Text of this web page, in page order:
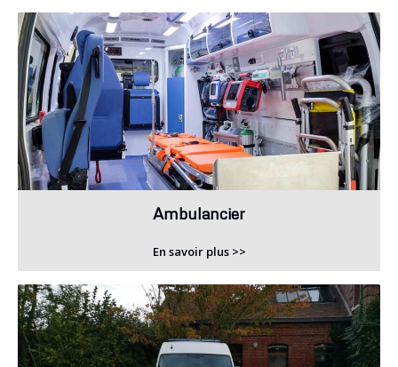
Ambulancier
En savoir plus >>